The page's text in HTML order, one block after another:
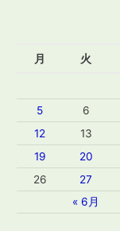
月 火
« 6月
5
6
12
13
19
20
26
27